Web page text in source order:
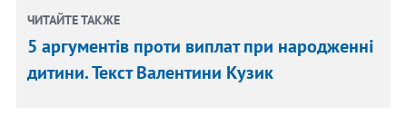
ЧИТАЙТЕ ТАКЖЕ
5 аргументів проти виплат при народженні
дитини. Текст Валентини Кузик